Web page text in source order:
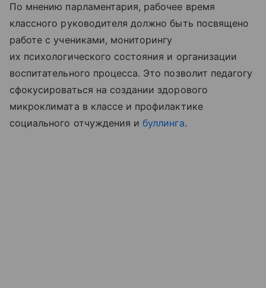
По мнению парламентария, рабочее время
классного руководителя должно быть посвящено
работе с учениками, мониторингу
их психологического состояния и организации
воспитательного процесса. Это позволит педагогу
сфокусироваться на создании здорового
микроклимата в классе и профилактике
социального отчуждения ибуллинга.